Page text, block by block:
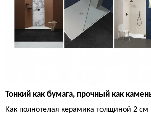
Тонкий как бумага, прочный как
Как полнотелая керамика толщиной 2 см